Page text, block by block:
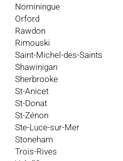
Nominingue
Orford
Rawdon
Rimouski
Saint-Michel-des-Saints
Shawinigan
Sherbrooke
St-Anicet
St-Donat
St-Zénon
Ste-Luce-sur-Mer
Stoneham
Trois-Rives